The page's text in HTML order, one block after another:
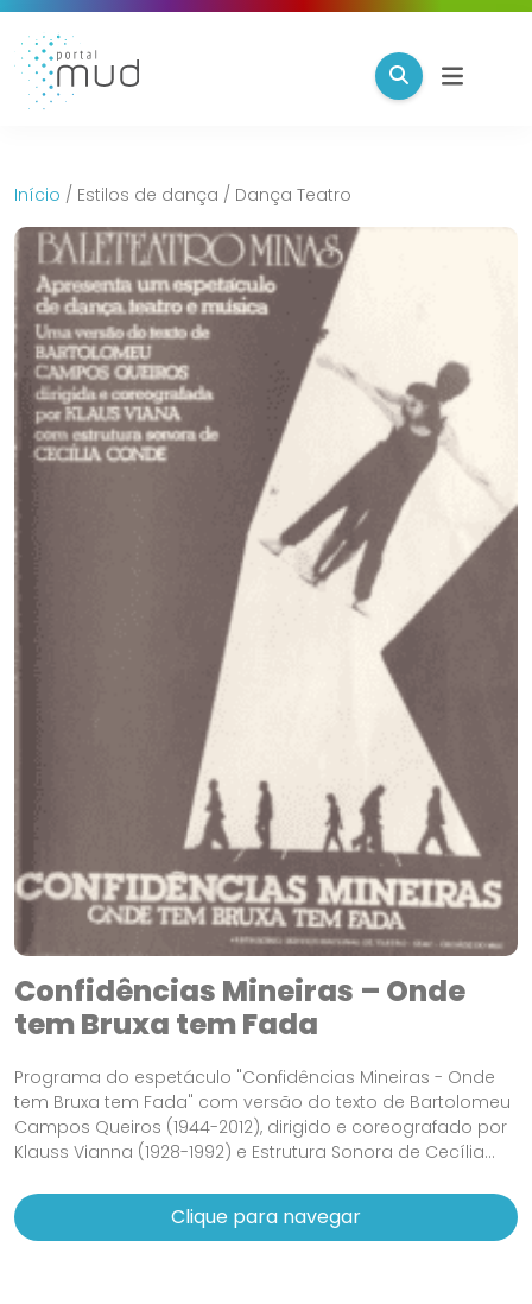
Início / Estilos de dança / Dança Teatro
Confidências Mineiras – Onde
tem Bruxa tem Fada
Programa do espetáculo "Confidências Mineiras - Onde
tem Bruxa tem Fada" com versão do texto de Bartolomeu
Campos Queiros (1944-2012), dirigido e coreografado por
Klauss Vianna (1928-1992) e Estrutura Sonora de Cecília...
Clique para navegar